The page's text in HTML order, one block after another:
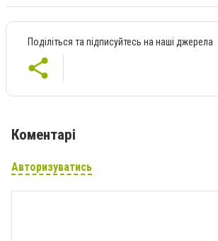
Поділіться та підписуйтесь на наші джерела
Коментарі
Авторизуватись